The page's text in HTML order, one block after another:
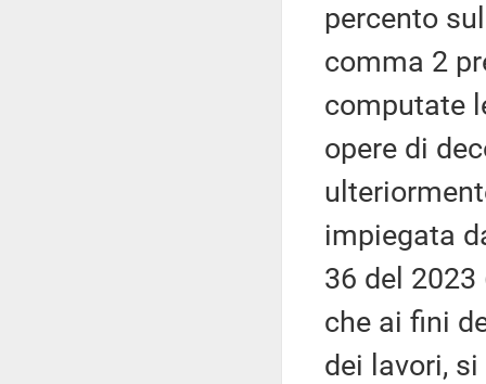
percento
comma 2
computate
opere di
impiegata
36 del
che ai fini
dei lavori,